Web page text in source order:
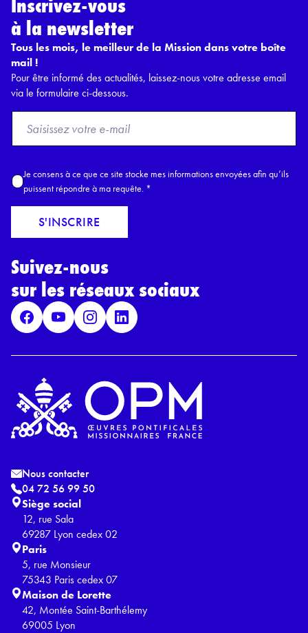
Inscrivez-vous
à la newsletter
Tous les mois, le meilleur de la Mission dans votre boîte
mail !
Pour être informé des actualités, laissez-nous votre adresse email
via le formulaire ci-dessous.
o
E
m
a
l
A
c
c
R
P
D
*
Je consens à ce que ce site stocke mes informations envoyées afin qu’ils
puissent répondre à ma requête. *
S'INSCRIRE
Suivez-nous
sur les réseaux sociaux
Nous contacter
04 72 56 99 50
Siège social
12, rue Sala
69287 Lyon cedex 02
Paris
5, rue Monsieur
75343 Paris cedex 07
Maison de Lorette
42, Montée Saint-Barthélemy
69005 Lyon